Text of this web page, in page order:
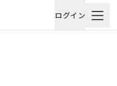
ログイン